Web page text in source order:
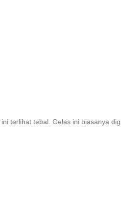
terlihat tebal. Gelas ini biasanya